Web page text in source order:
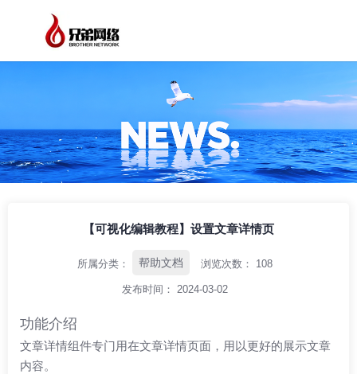
【可视化编辑教程】设置文章详情页
所属分类： 帮助文档 浏览次数： 108
发布时间： 2024-03-02
功能介绍
文章详情组件专门用在文章详情页面，用以更好的展示文章
内容。